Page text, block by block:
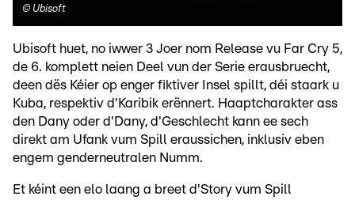
© Ubisoft
Ubisoft huet, no iwwer 3 Joer nom Release vu Far Cry 5,
de 6. komplett neien Deel vun der Serie erausbruecht,
deen dës Kéier op enger fiktiver Insel spillt, déi staark u
Kuba, respektiv d'Karibik erënnert. Haaptcharakter ass
den Dany oder d'Dany, d'Geschlecht kann ee sech
direkt am Ufank vum Spill eraussichen, inklusiv eben
engem genderneutralen Numm.
Et kéint een elo laang a breet d'Story vum Spill